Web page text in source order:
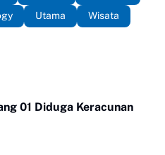
Utama Wisata
01 Diduga Keracunan